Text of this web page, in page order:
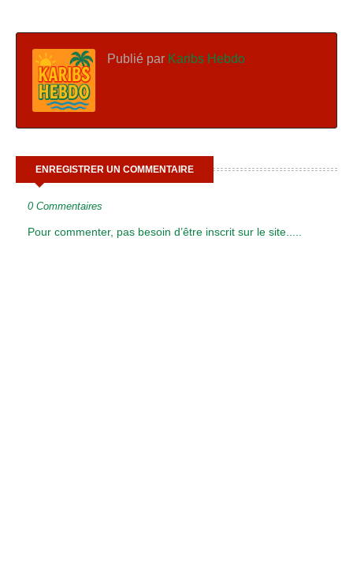
Publié par Karibs Hebdo
ENREGISTRER UN COMMENTAIRE
0 Commentaires
Pour commenter, pas besoin d’être inscrit sur le site.....